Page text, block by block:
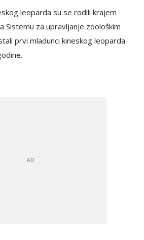
leoparda su se rodili krajem
Sistemu za upravljanje zoološkim
prvi mladunci kineskog leoparda